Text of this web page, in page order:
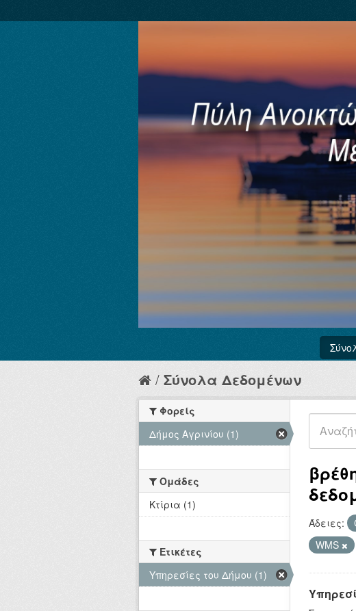
Σύνολα Δεδομένων
Άδειες:
WMS
Φορείς
Δήμος Αγρινίου (1)
Ομάδες
Κτίρια (1)
Ετικέτες
Υπηρεσίες του Δήμου (1)